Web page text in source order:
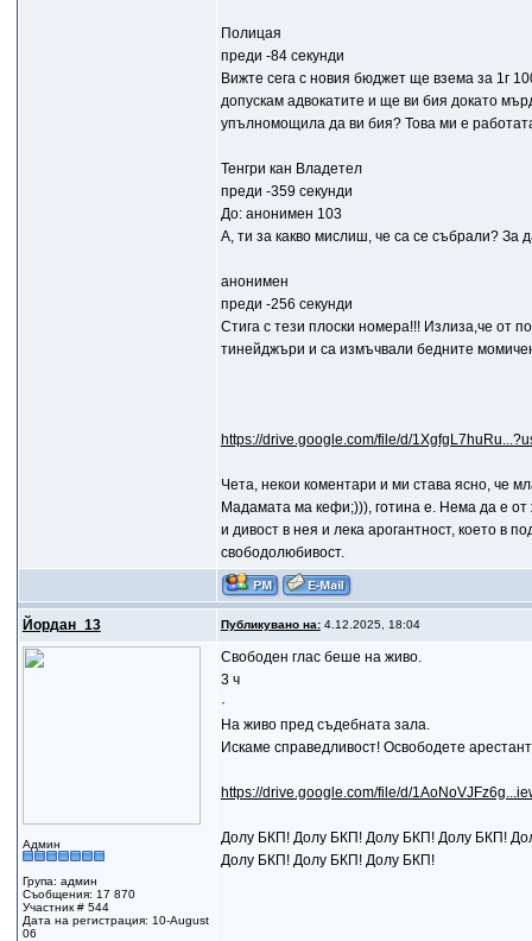
Полицая
преди -84 секунди
Вижте сега с новия бюджет ще взема за 1г
допускам адвокатите и ще ви бия докато
упълномощила да ви бия? Това ми е
Тенгри кан Владетел
преди -359 секунди
До: анонимен 103
А, ти за какво мислиш, че са се събрали? За
анонимен
преди -256 секунди
Стига с тези плоски номера!!! Излиза,че от
тинейджъри и са измъчвали бедните
https://drive.google.com/file/d/
Чета, некои коментари и ми става ясно, че
Мадамата ма кефи;))), готина е. Нема да е от
и дивост в нея и лека арогантност, което в
свободолюбивост.
Йордан_13 Публикувано на:4.12.2025, 18:04
Админ
Група: админ
Съобщения: 17 870
Участник # 544
Дата на регистрация: 10-August
06
Свободен глас беше на живо.
3 ч
·
На живо пред съдебната зала.
Искаме справедливост! Освободете
https://drive.google.com/file/d/
Долу БКП! Долу БКП! Долу БКП! Долу БКП!
Долу БКП! Долу БКП! Долу БКП!